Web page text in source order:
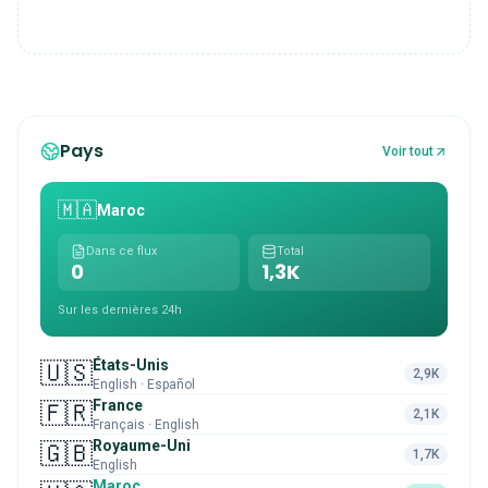
Pays Voir tout
🇲🇦Maroc
Dans ce flux
0
Total
1,3K
Sur les dernières 24h
🇺🇸États-Unis
English · Español
2,9K
🇫🇷France
Français · English
2,1K
🇬🇧Royaume-Uni
English
1,7K